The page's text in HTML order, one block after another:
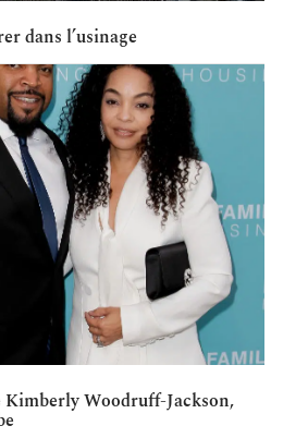
dans l’usinage
Kimberly Woodruff-Jackson,